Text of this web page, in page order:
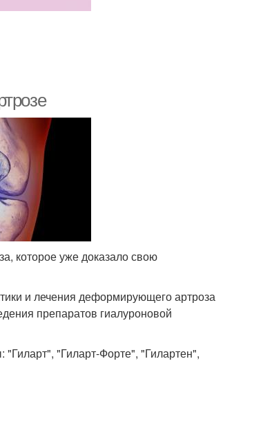
которое уже доказало свою
и лечения деформирующего артроза
препаратов гиалуроновой
"Гиларт-Форте", "Гилартен",